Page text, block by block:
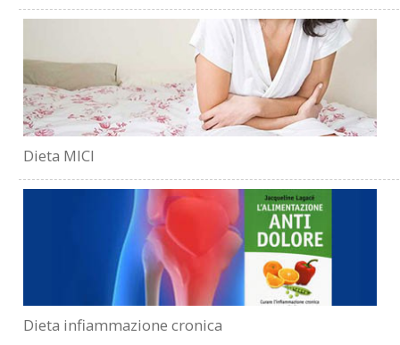
Dieta MICI
Dieta infiammazione cronica